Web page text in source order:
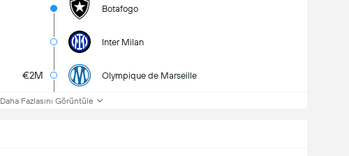
Botafogo
Inter Milan
€2M Olympique de Marseille
Daha Fazlasını Görüntüle